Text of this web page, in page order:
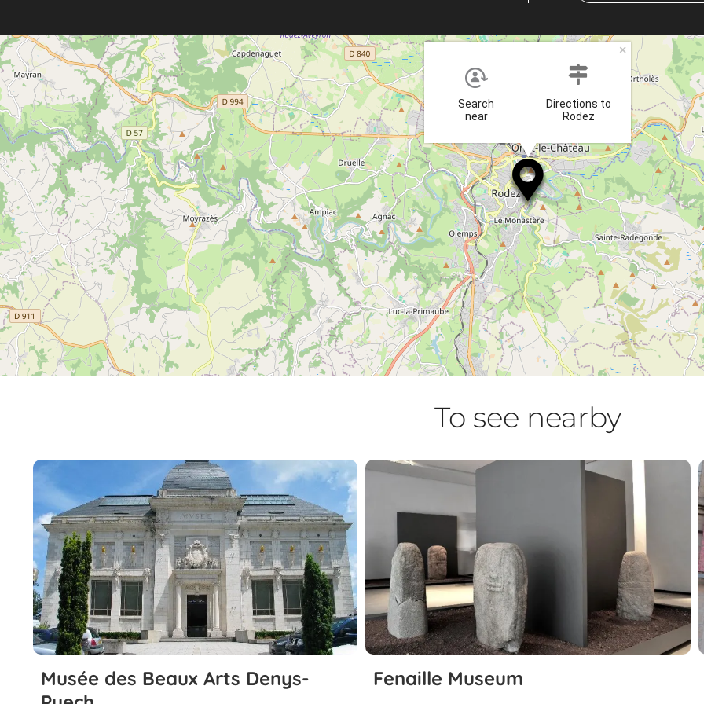
Search
near
Directions to
Rodez
×
To see nearby
Musée des Beaux Arts Denys-
Fenaille Museum